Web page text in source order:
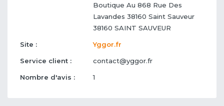
Boutique Au 868 Rue Des
Lavandes 38160 Saint Sauveur
38160 SAINT SAUVEUR
Site : Yggor.fr
Service client : contact@yggor.fr
Nombre d'avis : 1